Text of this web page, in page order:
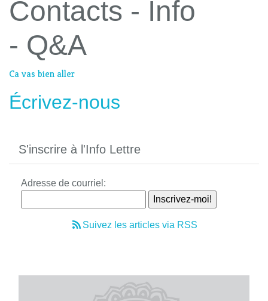
Contacts - Info
- Q&A
Ca vas bien aller
Écrivez-nous
S'inscrire à l'Info Lettre
Adresse de courriel:
Suivez les articles via RSS